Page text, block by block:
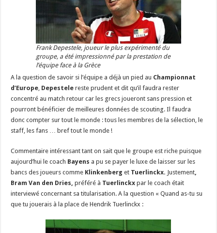
Frank Depestele, joueur le plus expérimenté du
groupe, a été impressionné par la prestation de
l’équipe face à la Grèce
A la question de savoir si l’équipe a déjà un pied au Championnat
d’Europe Depestele reste prudent et dit qu’il faudra rester
concentré au match retour car les grecs joueront sans pression et
pourront bénéficier de meilleures données de scouting. Il faudra
donc compter sur tout le monde : tous les membres de la sélection, le
staff, les fans … bref tout le monde !
Commentaire intéressant tant on sait que le groupe est riche puisque
aujourd’hui le coach Bayens a pu se payer le luxe de laisser sur les
bancs des joueurs comme Klinkenberg et Tuerlinckx. Justement
Bram Van den Dries,préféré à Tuerlinckxpar le coach était
interviewé concernant sa titularisation. A la question « Quand as-tu su
que tu jouerais à la place de Hendrik Tuerlinckx :